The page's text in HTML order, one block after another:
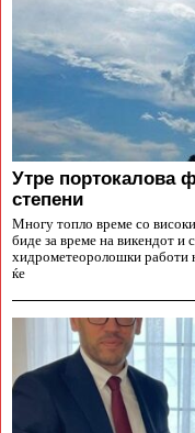
Утре портокалова
степени
Многу топло време со
биде за време на викендот и
хидрометеоролошки работи
ќе